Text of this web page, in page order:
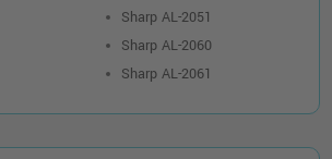
Sharp AL-2051
Sharp AL-2060
Sharp AL-2061